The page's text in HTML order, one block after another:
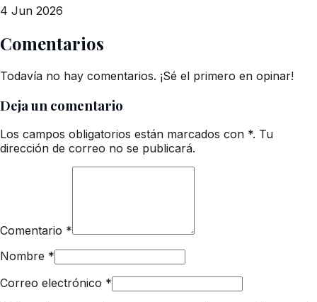
4 Jun 2026
Comentarios
Todavía no hay comentarios. ¡Sé el primero en opinar!
Deja un comentario
Los campos obligatorios están marcados con *. Tu
dirección de correo no se publicará.
Comentario *
Nombre *
Correo electrónico *